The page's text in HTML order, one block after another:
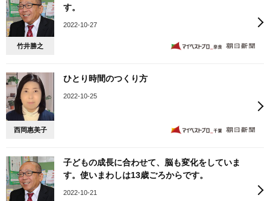
竹井勝之
す。
2022-10-27
西岡惠美子
ひとり時間のつくり方
2022-10-25
子どもの成長に合わせて、脳も変化をしていま
す。使いまわしは13歳ごろからです。
2022-10-21